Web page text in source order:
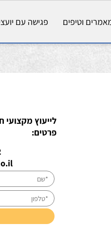
וטיפים פגישה עם יועצי DNA
לייעוץ מקצועי
פרטים: